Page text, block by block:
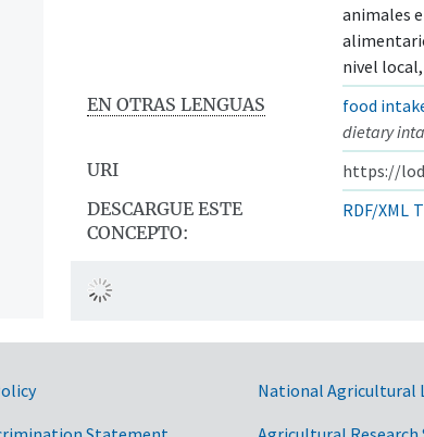
animales
nivel
EN OTRAS LENGUAS
food
dietary
URI
https://
DESCARGUE ESTE
CONCEPTO:
RDF/XML
National Agricultural